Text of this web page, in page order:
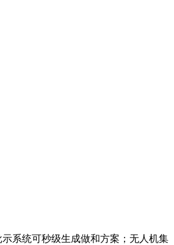
系统可秒级生成做和方案；无人机集